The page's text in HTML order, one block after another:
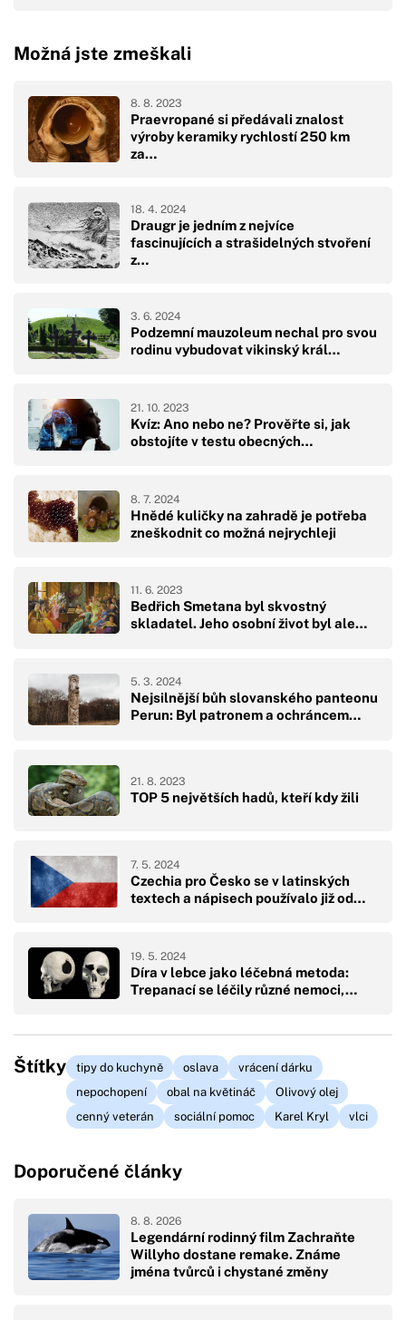
Možná jste zmeškali
Praevropané si předávali znalost
výroby keramiky rychlostí 250 km
za…
8. 8. 2023
Draugr je jedním z nejvíce
fascinujících a strašidelných stvoření
z…
18. 4. 2024
Podzemní mauzoleum nechal pro svou
rodinu vybudovat vikinský král…
3. 6. 2024
Kvíz: Ano nebo ne? Prověřte si, jak
obstojíte v testu obecných…
21. 10. 2023
Hnědé kuličky na zahradě je potřeba
zneškodnit co možná nejrychleji
8. 7. 2024
Bedřich Smetana byl skvostný
skladatel. Jeho osobní život byl ale…
11. 6. 2023
Nejsilnější bůh slovanského panteonu
Perun: Byl patronem a ochráncem…
5. 3. 2024
TOP 5 největších hadů, kteří kdy žili
21. 8. 2023
Czechia pro Česko se v latinských
textech a nápisech používalo již od…
7. 5. 2024
Díra v lebce jako léčebná metoda:
Trepanací se léčily různé nemoci,…
19. 5. 2024
Štítky tipy do kuchyně oslava
vrácení dárku
nepochopení
obal na květináč
Olivový olej
cenný veterán
sociální pomoc Karel Kryl vlci
Doporučené články
Legendární rodinný film Zachraňte
Willyho dostane remake. Známe
jména tvůrců i chystané změny
8. 8. 2026